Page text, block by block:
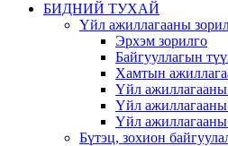
БИДНИЙ ТУХАЙ
Үйл ажиллагааны
Эрхэм зорилго
Байгууллагын
Хамтын
Үйл ажиллагааны
Үйл ажиллагааны
Үйл ажиллагааны
Бүтэц, зохион